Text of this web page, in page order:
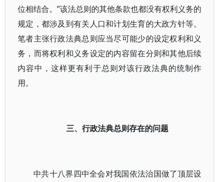
位相结合。”该法总则的其他条款也都没有权利义务的
规定，都涉及到有关人口和计划生育的大政方针等。
笔者主张行政法典总则应当尽可能少的设定权利和义
务，而将权利和义务设定的内容留在分则和其他后续
内容中，这样更有利于总则对该行政法典的统制作
用。
三、行政法典总则存在的问题
中共十八界四中全会对我国依法治国做了顶层设